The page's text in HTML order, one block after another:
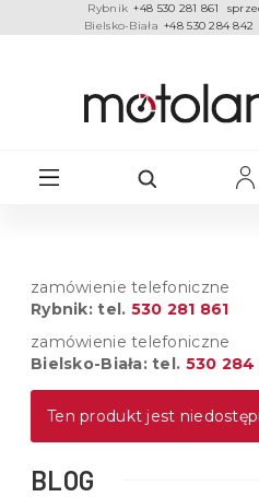
Rybnik +48 530 281 861
Bielsko-Biała +48 530 284 842
zamówienie telefoniczne
Rybnik: tel. 530 281 861
zamówienie telefoniczne
Bielsko-Biała: tel. 530 284
Ten produkt jest
BLOG